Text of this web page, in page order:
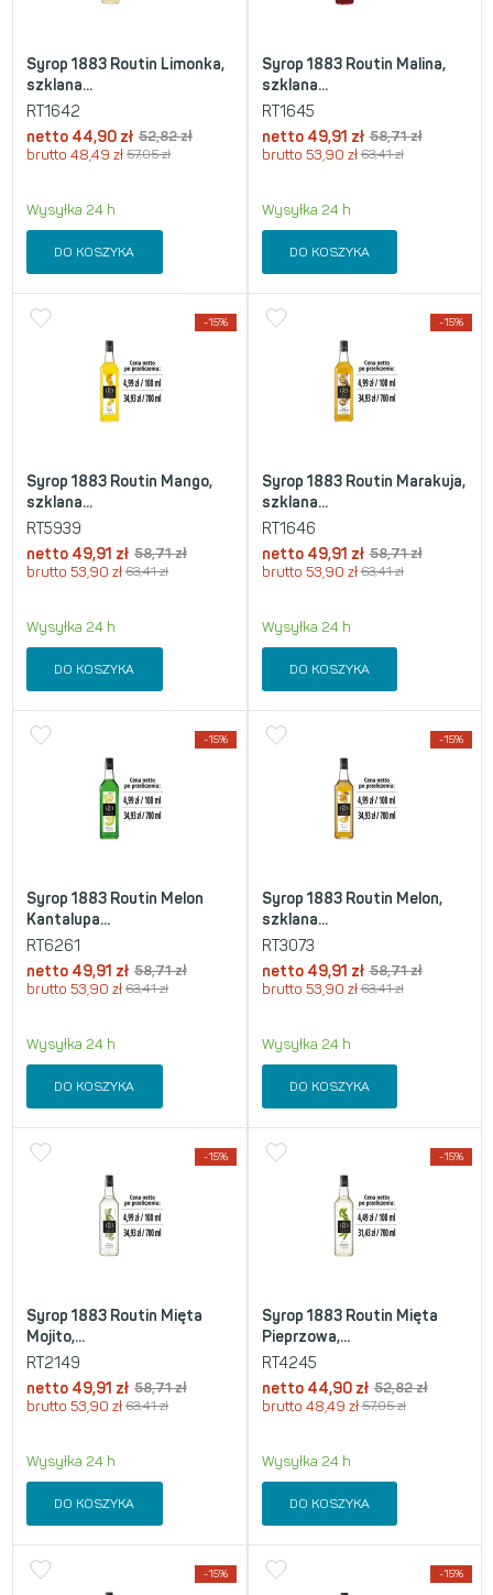
Syrop 1883 Routin Limonka,
szklana...
RT1642
netto 44,90 zł 52,82zł
brutto 48,49 zł 57,05zł
Wysyłka 24 h
DO KOSZYKA
Syrop 1883 Routin Malina,
szklana...
RT1645
netto 49,91 zł 58,71zł
brutto 53,90 zł 63,41zł
Wysyłka 24 h
DO KOSZYKA
-15%
Syrop 1883 Routin Mango,
szklana...
RT5939
netto 49,91 zł 58,71zł
brutto 53,90 zł 63,41zł
Wysyłka 24 h
DO KOSZYKA
-15%
Syrop 1883 Routin Marakuja,
szklana...
RT1646
netto 49,91 zł 58,71zł
brutto 53,90 zł 63,41zł
Wysyłka 24 h
DO KOSZYKA
-15%
Syrop 1883 Routin Melon
Kantalupa...
RT6261
netto 49,91 zł 58,71zł
brutto 53,90 zł 63,41zł
Wysyłka 24 h
DO KOSZYKA
-15%
Syrop 1883 Routin Melon,
szklana...
RT3073
netto 49,91 zł 58,71zł
brutto 53,90 zł 63,41zł
Wysyłka 24 h
DO KOSZYKA
-15%
Syrop 1883 Routin Mięta
Mojito,...
RT2149
netto 49,91 zł 58,71zł
brutto 53,90 zł 63,41zł
Wysyłka 24 h
DO KOSZYKA
-15%
Syrop 1883 Routin Mięta
Pieprzowa,...
RT4245
netto 44,90 zł 52,82zł
brutto 48,49 zł 57,05zł
Wysyłka 24 h
DO KOSZYKA
-15% -15%